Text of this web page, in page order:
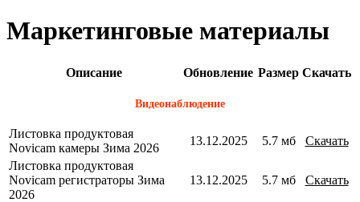
Маркетинговые материалы
Описание Обновление Размер Скачать
Видеонаблюдение
Листовка продуктовая
Novicam камеры Зима 2026
13.12.2025 5.7 мб
Скачать
Листовка продуктовая
Novicam регистраторы Зима
2026
13.12.2025 5.7 мб Скачать